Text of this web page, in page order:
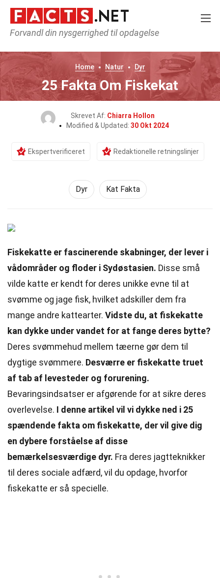
Forvandl din nysgerrighed til opdagelse
Home Natur Dyr
25 Fakta Om Fiskekat
Skrevet Af: Chiarra Hollon
Modified & Updated: 30 Okt 2024
Ekspertverificeret Redaktionelle retningslinjer
Dyr Kat Fakta
Fiskekatte er fascinerende skabninger, der lever i
vådområder og floder i Sydøstasien. Disse små
vilde katte er kendt for deres unikke evne til at
svømme og jage fisk, hvilket adskiller dem fra
mange andre kattearter. Vidste du, at fiskekatte
kan dykke under vandet for at fange deres bytte?
Deres svømmehud mellem tæerne gør dem til
dygtige svømmere. Desværre er fiskekatte truet
af tab af levesteder og forurening.
Bevaringsindsatser er afgørende for at sikre deres
overlevelse. I denne artikel vil vi dykke ned i 25
spændende fakta om fiskekatte, der vil give dig
en dybere forståelse af disse
bemærkelsesværdige dyr. Fra deres jagtteknikker
til deres sociale adfærd, vil du opdage, hvorfor
fiskekatte er så specielle.